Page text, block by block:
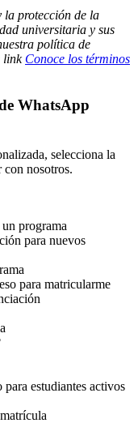
la protección de la
universitaria y sus
política de
link Conoce los términos
WhatsApp
selecciona la
con nosotros.
programa
para nuevos
para matricularme
estudiantes activos